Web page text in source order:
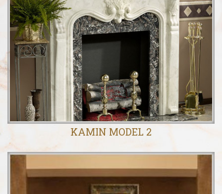
KAMIN MODEL 2